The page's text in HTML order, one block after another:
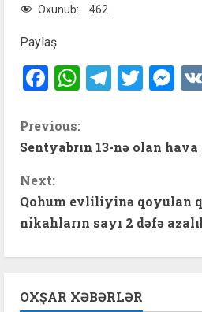
Oxunub: 462
Paylaş
Facebook
WhatsApp
C
n
t
i
n
Previous:
Sentyabrın 13-nə olan
Next:
Qohum evliliyinə qoyulan
nikahların sayı 2 dəfə
OXŞAR XƏBƏRLƏR